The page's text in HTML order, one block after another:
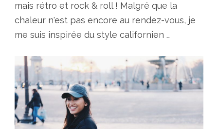
mais rétro et rock & roll ! Malgré que la
chaleur n'est pas encore au rendez-vous, je
me suis inspirée du style californien …